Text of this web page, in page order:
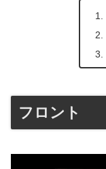
フロント